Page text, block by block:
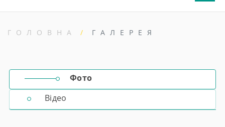
ГОЛОВНА ГАЛЕРЕЯ
Фото
Відео